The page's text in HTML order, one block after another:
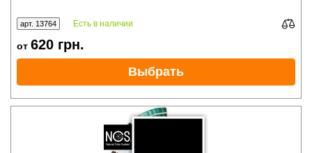
арт. 13764 Есть в наличии
от 620 грн.
Выбрать